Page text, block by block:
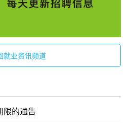
就业资讯频道
限的通告